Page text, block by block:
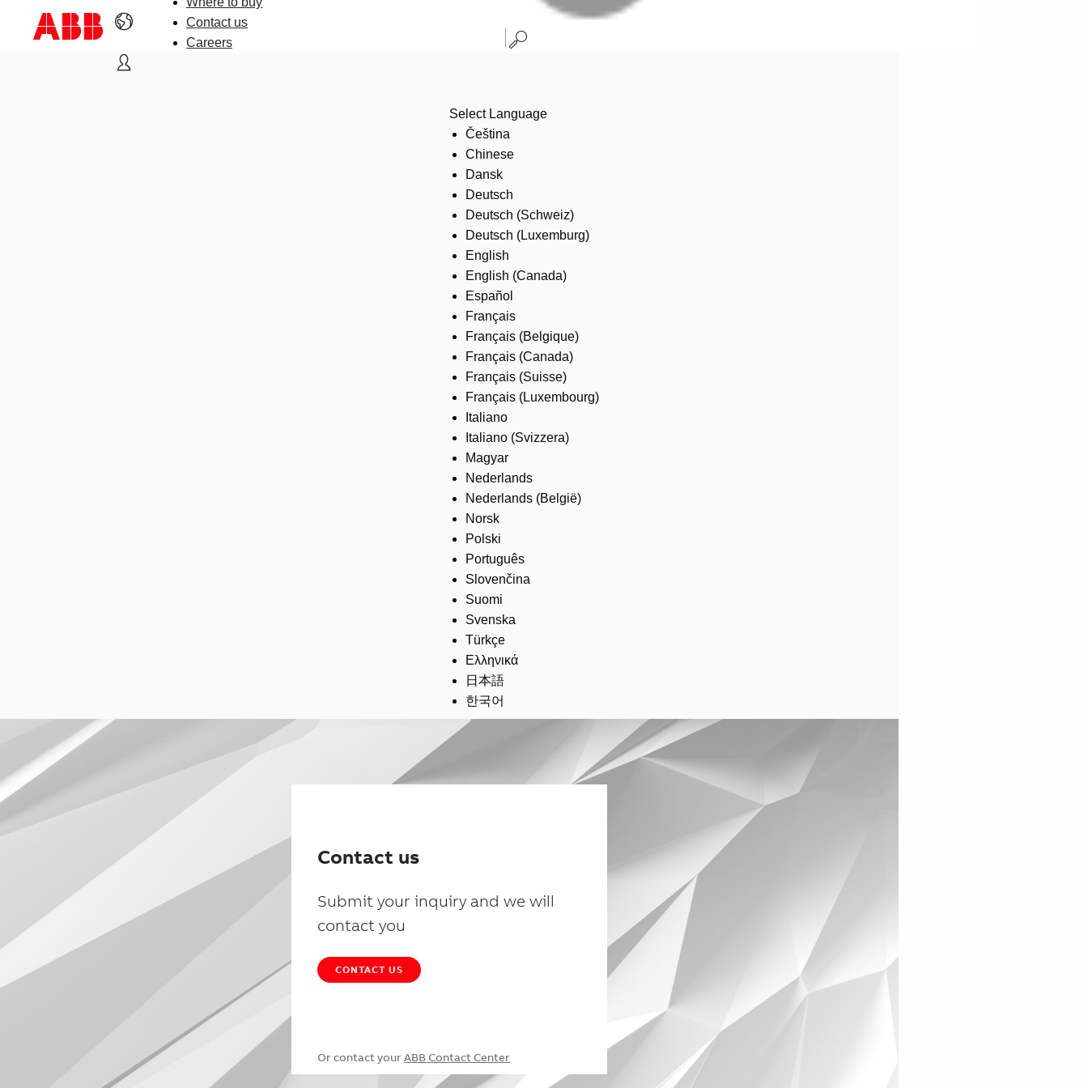
Contact us
Careers
Select Language
Čeština
Chinese
Dansk
Deutsch
Deutsch (Schweiz)
Deutsch (Luxemburg)
English
English (Canada)
Español
Français
Français (Belgique)
Français (Canada)
Français (Suisse)
Français (Luxembourg)
Italiano
Italiano (Svizzera)
Magyar
Nederlands
Nederlands (België)
Norsk
Polski
Português
Slovenčina
Suomi
Svenska
Türkçe
Ελληνικά
日本語
한국어
Contact us
Submit your inquiry and we will
contact you
CONTACT US
Or contact your ABB Contact Center